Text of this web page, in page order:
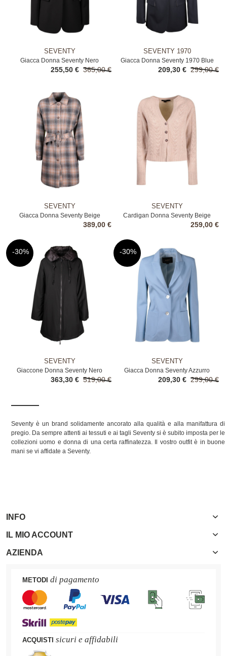
SEVENTY
Giacca Donna Seventy Nero
365,00 €
255,50 €
SEVENTY 1970
Giacca Donna Seventy 1970 Blue
299,00 €
209,30 €
SEVENTY
Giacca Donna Seventy Beige
389,00 €
SEVENTY
Cardigan Donna Seventy Beige
259,00 €
-30%
SEVENTY
Giaccone Donna Seventy Nero
519,00 €
363,30 €
-30%
SEVENTY
Giacca Donna Seventy Azzurro
299,00 €
209,30 €
Seventy è un brand solidamente ancorato alla qualità e alla manifattura di
pregio. Da sempre attenti ai tessuti e ai tagli Seventy si è subito imposta per le
collezioni uomo e donna di una certa raffinatezza. Il vostro outfit è in buone
mani se vi affidate a Seventy.
INFO
IL MIO ACCOUNT
AZIENDA
METODI di pagamento
ACQUISTI sicuri e affidabili